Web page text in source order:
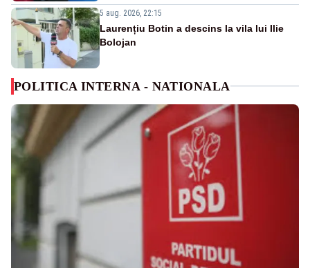
5 aug. 2026, 22:15
Laurențiu Botin a descins la vila lui Ilie
Bolojan
POLITICA INTERNA - NATIONALA